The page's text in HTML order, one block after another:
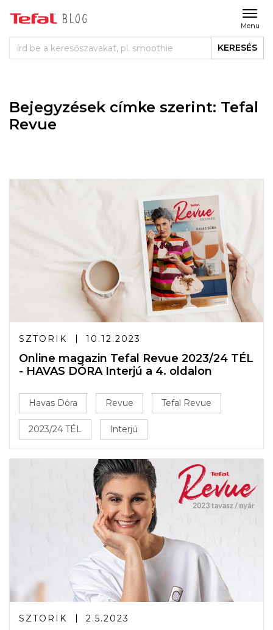
Menu
KERESÉS
Bejegyzések címke szerint: Tefal
Revue
SZTORIK 10.12.2023
Online magazin Tefal Revue 2023/24 TÉL
- HAVAS DÓRA Interjú a 4. oldalon
Havas Dóra Revue Tefal Revue
2023/24 TÉL Interjú
SZTORIK 2.5.2023